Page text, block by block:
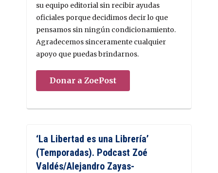
su equipo editorial sin recibir ayudas
oficiales porque decidimos decir lo que
pensamos sin ningún condicionamiento.
Agradecemos sinceramente cualquier
apoyo que puedas brindarnos.
Donar a ZoePost
‘La Libertad es una Librería’
(Temporadas). Podcast Zoé
Valdés/Alejandro Zayas-